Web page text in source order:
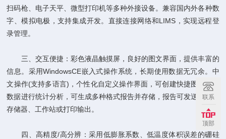
扫码枪、电子天平、微型打印机等多种外接设备。兼容国内外各种数
字、模拟电极，支持集成开发。直接连接网络和LIMS，实现远程登
录管理。
三、交互便捷：彩色液晶触摸屏，良好的图文界面，提供丰富的
信息。采用WindowsCE嵌入式操作系统，长期使用数据无冗余。中
文操作(支持多语言)，个性化自定义操作界面，可创建快捷图标。对
数据进行统计分析，可生成多种格式报告并存储，报告可发送至USB
存储器、工作站或打印输出。
四、高精度/高分辨：采用低膨胀系数、低温度体积误差的硼硅
联系
顶部